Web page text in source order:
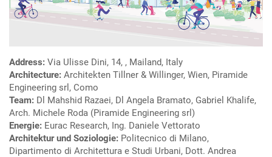
Address: Via Ulisse Dini, 14, , Mailand, Italy
Architecture: Architekten Tillner & Willinger, Wien, Piramide
Engineering srl, Como
Team: Dl Mahshid Razaei, Dl Angela Bramato, Gabriel Khalife,
Arch. Michele Roda (Piramide Engineering srl)
Energie: Eurac Research, Ing. Daniele Vettorato
Architektur und Soziologie: Politecnico di Milano,
Dipartimento di Architettura e Studi Urbani, Dott. Andrea